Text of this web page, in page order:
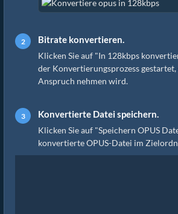
Bitrate konvertieren.
Klicken Sie auf "In 128kbps
der Konvertierungsprozess
Anspruch nehmen wird.
Konvertierte Datei speichern.
Klicken Sie auf "Speichern OPUS
konvertierte OPUS-Datei im